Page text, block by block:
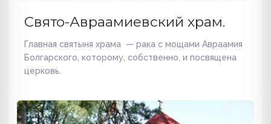
Свято-Авраамиевский храм.
Главная святыня храма — рака с мощами Авраамия
Болгарского, которому, собственно, и посвящена
церковь.